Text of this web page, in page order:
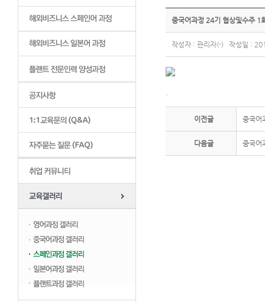
중국어과정 24기 협상및수주
작성자 : 관리자(-) 작성일 :
이전글 중국어
다음글 중국어